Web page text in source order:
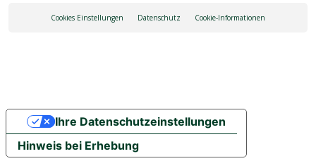
Cookies Einstellungen Datenschutz Cookie-Informationen
Hinweis bei Erhebung
Ihre Datenschutzeinstellungen